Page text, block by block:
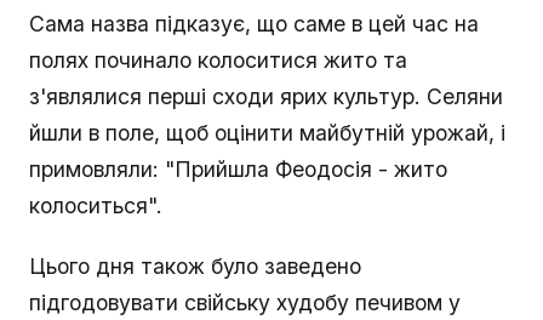
Сама назва підказує, що саме в цей час на
полях починало колоситися жито та
з'являлися перші сходи ярих культур. Селяни
йшли в поле, щоб оцінити майбутній урожай, і
примовляли: "Прийшла Феодосія - жито
колоситься".
Цього дня також було заведено
підгодовувати свійську худобу печивом у